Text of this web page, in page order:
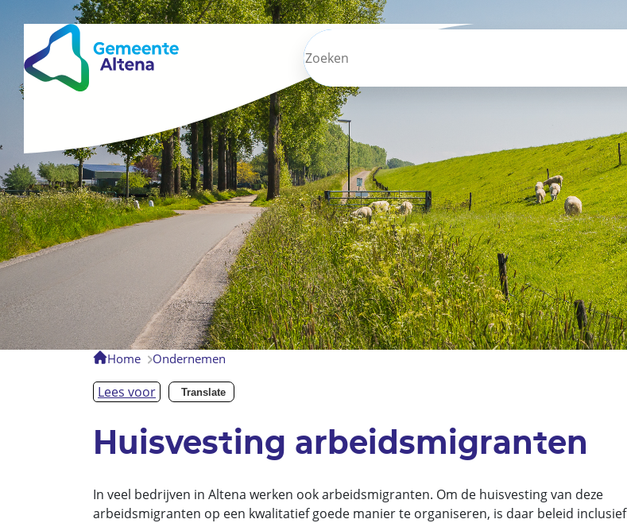
Zoeken
Home Ondernemen
Lees voor Translate
Huisvesting arbeidsmigranten
In veel bedrijven in Altena werken ook arbeidsmigranten. Om de huisvesting van deze
arbeidsmigranten op een kwalitatief goede manier te organiseren, is daar beleid inclusief